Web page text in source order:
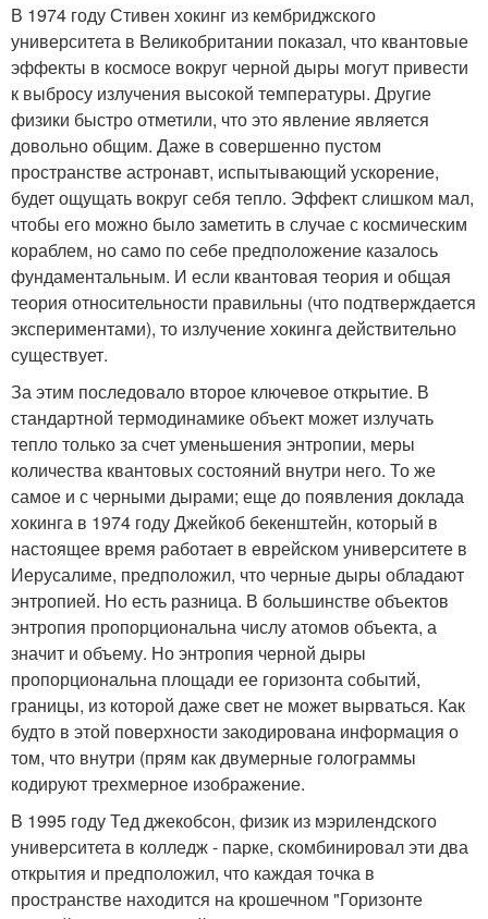
В 1974 году Стивен хокинг из кембриджского
университета в Великобритании показал, что квантовые
эффекты в космосе вокруг черной дыры могут привести
к выбросу излучения высокой температуры. Другие
физики быстро отметили, что это явление является
довольно общим. Даже в совершенно пустом
пространстве астронавт, испытывающий ускорение,
будет ощущать вокруг себя тепло. Эффект слишком мал,
чтобы его можно было заметить в случае с космическим
кораблем, но само по себе предположение казалось
фундаментальным. И если квантовая теория и общая
теория относительности правильны (что подтверждается
экспериментами), то излучение хокинга действительно
существует.
За этим последовало второе ключевое открытие. В
стандартной термодинамике объект может излучать
тепло только за счет уменьшения энтропии, меры
количества квантовых состояний внутри него. То же
самое и с черными дырами; еще до появления доклада
хокинга в 1974 году Джейкоб бекенштейн, который в
настоящее время работает в еврейском университете в
Иерусалиме, предположил, что черные дыры обладают
энтропией. Но есть разница. В большинстве объектов
энтропия пропорциональна числу атомов объекта, а
значит и объему. Но энтропия черной дыры
пропорциональна площади ее горизонта событий,
границы, из которой даже свет не может вырваться. Как
будто в этой поверхности закодирована информация о
том, что внутри (прям как двумерные голограммы
кодируют трехмерное изображение.
В 1995 году Тед джекобсон, физик из мэрилендского
университета в колледж - парке, скомбинировал эти два
открытия и предположил, что каждая точка в
пространстве находится на крошечном "Горизонте